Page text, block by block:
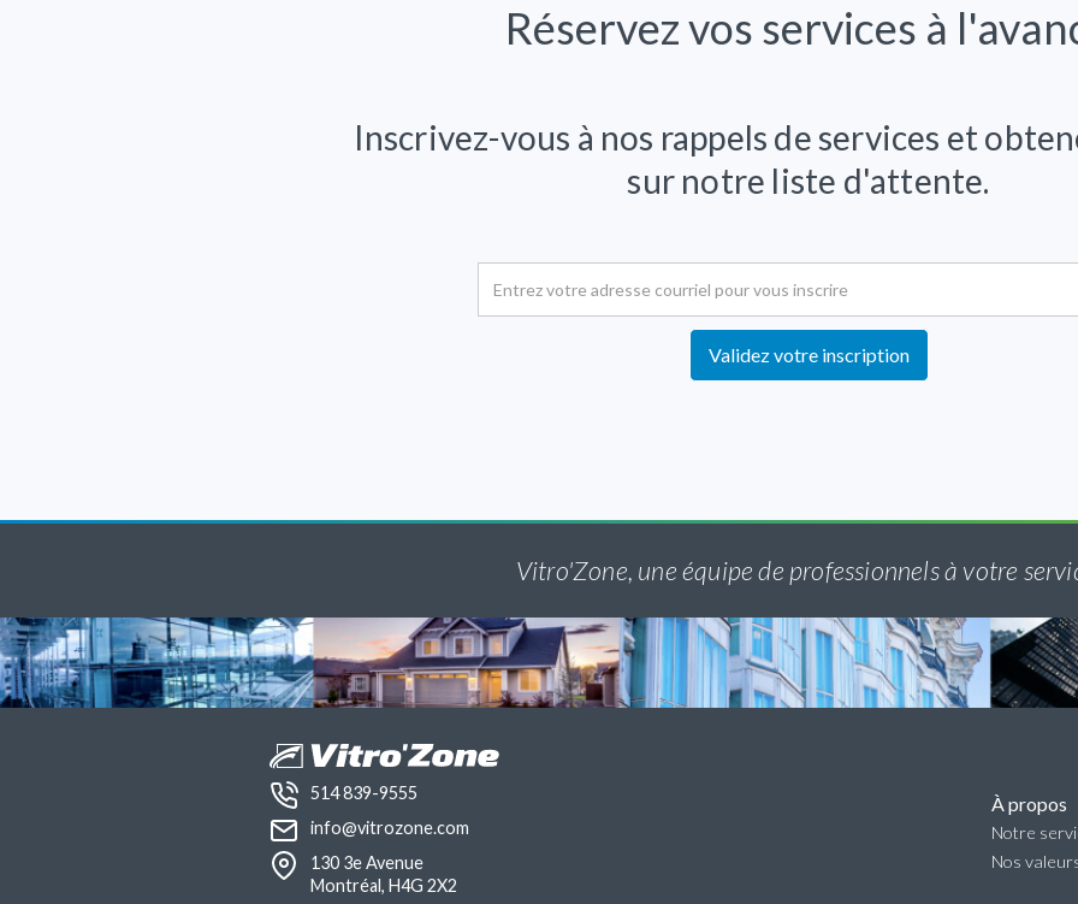
Réservez vos services à
Inscrivez-vous à nos rappels de services et
sur notre liste d'attente.
Vitro'Zone, une équipe de professionnels à votre
514 839-9555
info@vitrozone.com
130 3e Avenue
Montréal, H4G 2X2
À propos
Notre
Nos